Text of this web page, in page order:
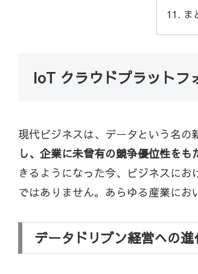
ま
IoT クラウドプラットフ
現代ビジネスは、データという名の
し、企業に未曾有の競争優位性をも
きるようになった今、ビジネスに
ではありません。あらゆる産業にお
データドリブン経営への